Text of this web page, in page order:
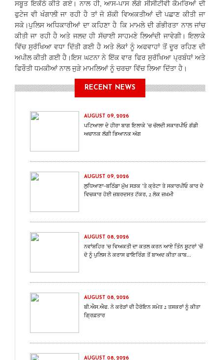
ਸਬੂਤ ਇਕੱਠੇ ਕੀਤੇ ਗਏ। ਨਾਲ ਹੀ, ਆਸ-ਪਾਸ ਲੱਗੇ ਸੀਸੀਟੀਵੀ ਕੈਮਰਿਆਂ ਦੀ
ਫੁਟੇਜ ਵੀ ਖੰਗਾਲੀ ਜਾ ਰਹੀ ਹੈ ਤਾਂ ਜੋ ਸ਼ੱਕੀ ਵਿਅਕਤੀਆਂ ਦੀ ਪਛਾਣ ਕੀਤੀ ਜਾ
ਸਕੇ।ਪੁਲਿਸ ਅਧਿਕਾਰੀਆਂ ਦਾ ਕਹਿਣਾ ਹੈ ਕਿ ਮਾਮਲੇ ਦੀ ਗੰਭੀਰਤਾ ਨਾਲ ਜਾਂਚ
ਕੀਤੀ ਜਾ ਰਹੀ ਹੈ ਅਤੇ ਜਲਦ ਹੀ ਸੱਚਾਈ ਸਾਹਮਣੇ ਲਿਆਂਦੀ ਜਾਵੇਗੀ। ਇਲਾਕੇ
ਵਿੱਚ ਸੁਰੱਖਿਆ ਵਧਾ ਦਿੱਤੀ ਗਈ ਹੈ ਅਤੇ ਲੋਕਾਂ ਨੂੰ ਅਫਵਾਹਾਂ ਤੋਂ ਦੂਰ ਰਹਿਣ ਦੀ
ਅਪੀਲ ਕੀਤੀ ਗਈ ਹੈ।ਇਸ ਘਟਨਾ ਨੇ ਇੱਕ ਵਾਰ ਫਿਰ ਸੁਰੱਖਿਆ ਪ੍ਰਬੰਧਾਂ ਅਤੇ
ਫਿਰੌਤੀ ਧਮਕੀਆਂ ਨਾਲ ਜੁੜੇ ਮਾਮਲਿਆਂ ਨੂੰ ਚਰਚਾ ਵਿੱਚ ਲਿਆ ਦਿੱਤਾ ਹੈ।
RECENT NEWS
AUGUST 09, 2026
ਪਟਿਆਲਾ ਦੇ ਹੀਰਾ ਬਾਗ ਇਲਾਕੇ ’ਚ ਚੱਲਦੀ ਸਕਾਰਪੀਓ ਗੱਡੀ
ਅਚਾਨਕ ਲੱਗੀ ਭਿਆਨਕ ਅੱਗ
AUGUST 09, 2026
ਲੁਧਿਆਣਾ-ਬਠਿੰਡਾ ਮੁੱਖ ਸੜਕ ‘ਤੇ ਕ੍ਰੇਟਾ ਤੇ ਸਕਾਰਪੀਓ ਕਾਰ ਦੇ
ਵਿਚਕਾਰ ਹੋਈ ਜ਼ਬਰਦਸਤ ਟੱਕਰ, 2 ਲੋਕ ਜ਼ਖ਼ਮੀ
AUGUST 08, 2026
ਨਵਾਂਸ਼ਹਿਰ ‘ਚ ਵਿਅਕਤੀ ਦਾ ਕਤਲ ਕਰਨ ਆਏ ਤਿੰਨ ਸ਼ੂਟਰਾਂ ‘ਚੋਂ
ਦੋ ਨੂੰ ਪੁਲਿਸ ਨੇ ਕਰਾਸ ਫਾਇਰਿੰਗ ਤੋਂ ਬਾਅਦ ਕੀਤਾ ਕਾਬ...
AUGUST 08, 2026
ਬੀ.ਐਸ.ਐਫ. ਨੇ ਕਰੋੜਾਂ ਦੀ ਹੈਰੋਇਨ ਸਮੇਤ 2 ਤਸਕਰਾਂ ਨੂੰ ਕੀਤਾ
ਗ੍ਰਿਫ਼ਤਾਰ
AUGUST 08, 2026